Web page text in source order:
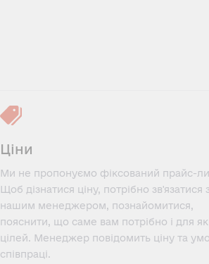
Ціни
Ми не пропонуємо фіксований прайс-
Щоб дізнатися ціну, потрібно зв'язатися
нашим менеджером, познайомитися,
пояснити, що саме вам потрібно і для
цілей. Менеджер повідомить ціну та
співпраці.